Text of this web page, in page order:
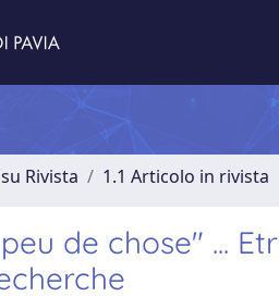
Rivista 1.1 Articolo in rivista
de chose" ...